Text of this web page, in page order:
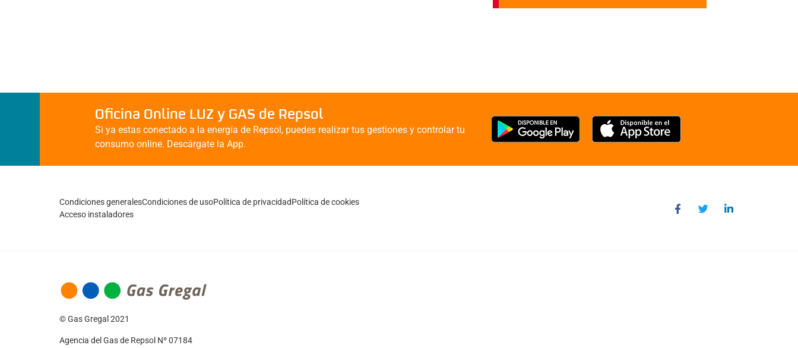
Oficina Online LUZ y GAS de Repsol
Si ya estas conectado a la energía de Repsol, puedes realizar tus gestiones y controlar tu
consumo online. Descárgate la App.
Condiciones generalesCondiciones de usoPolítica de privacidadPolítica de cookies
Acceso instaladores
© Gas Gregal 2021
Agencia del Gas de Repsol Nº 07184